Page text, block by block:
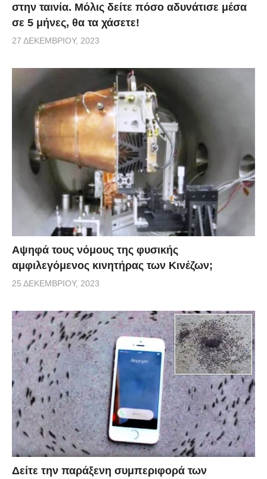
στην ταινία. Μόλις δείτε πόσο αδυνάτισε μέσα
σε 5 μήνες, θα τα χάσετε!
27 ΔΕΚΕΜΒΡΊΟΥ, 2023
Αψηφά τους νόμους της φυσικής
αμφιλεγόμενος κινητήρας των Κινέζων;
25 ΔΕΚΕΜΒΡΊΟΥ, 2023
Δείτε την παράξενη συμπεριφορά των